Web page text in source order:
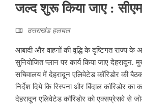
जल्द शुरू किया जाए : सीएम
उत्तराखंड हलचल
आबादी और वाहनों की वृद्धि के दृष्टिगत राज्य के
सुनियोजित प्लान पर कार्य किया जाए देहरादून.
सचिवालय में देहरादून एलिवेटेड कॉरिडोर की
निर्देश दिये कि रिस्पना और बिंदाल कॉरिडोर का
देहरादून एलिवेटेड कॉरिडोर को एक्सप्रेसवे से